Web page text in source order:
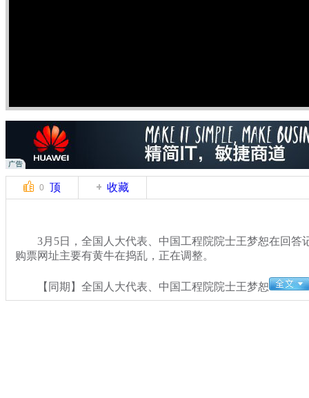
0 顶 收藏
3月5日，全国人大代表、中国工程院院士王梦恕在回答
购票网址主要有黄牛在捣乱，正在调整。
【同期】全国人大代表、中国工程院院士王梦恕